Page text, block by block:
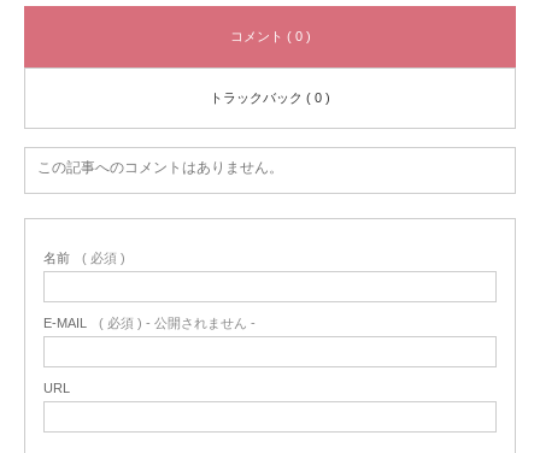
コメント ( 0 )
トラックバック ( 0 )
この記事へのコメントはありません。
名前 ( 必須 )
E-MAIL ( 必須 ) - 公開されません -
URL